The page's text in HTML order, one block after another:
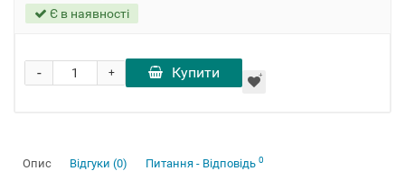
Є в наявності
+
- Купити
Опис Відгуки (0) Питання - Відповідь 0